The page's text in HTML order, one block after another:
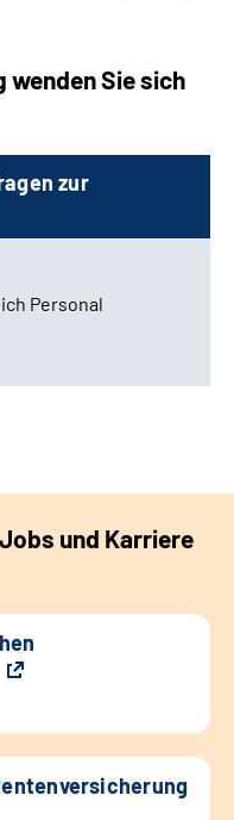
wenden Sie sich
zur
Personal
und Karriere